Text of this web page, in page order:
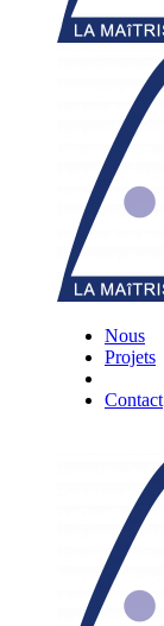
Nous
Projets
Contact